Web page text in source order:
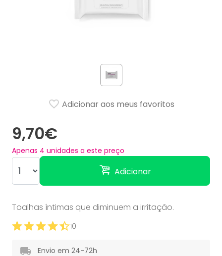
9,70€
Apenas 4 unidades a este preço
Adicionar
Adicionar aos meus favoritos
Toalhas íntimas que diminuem a irritação.
10
Envio em 24-72h